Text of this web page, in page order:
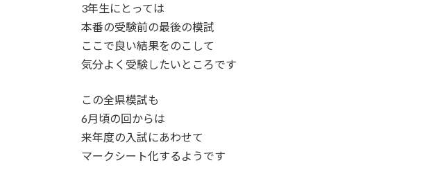
3年生にとっては
本番の受験前の最後の模試
ここで良い結果をのこして
気分よく受験したいところです
この全県模試も
6月頃の回からは
来年度の入試にあわせて
マークシート化するようです